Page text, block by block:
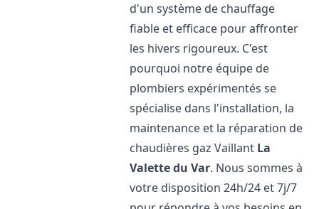
d'un système de chauffage
fiable et efficace pour affronter
les hivers rigoureux. C'est
pourquoi notre équipe de
plombiers expérimentés se
spécialise dans l'installation, la
maintenance et la réparation de
chaudières gaz Vaillant La
Valette du Var. Nous sommes à
votre disposition 24h/24 et 7j/7